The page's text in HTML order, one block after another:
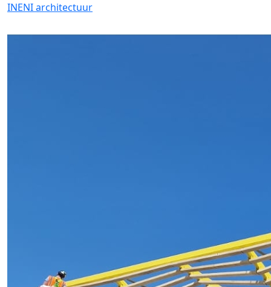
INENI architectuur